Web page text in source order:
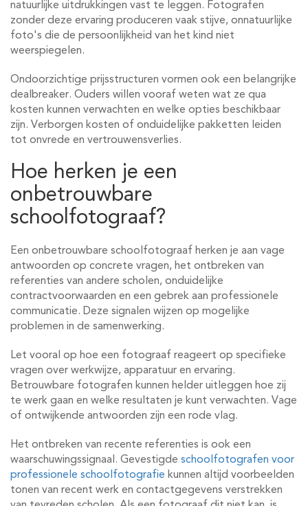
natuurlijke uitdrukkingen vast te leggen. Fotografen
zonder deze ervaring produceren vaak stijve, onnatuurlijke
foto's die de persoonlijkheid van het kind niet
weerspiegelen.
Ondoorzichtige prijsstructuren vormen ook een belangrijke
dealbreaker. Ouders willen vooraf weten wat ze qua
kosten kunnen verwachten en welke opties beschikbaar
zijn. Verborgen kosten of onduidelijke pakketten leiden
tot onvrede en vertrouwensverlies.
Hoe herken je een
onbetrouwbare
schoolfotograaf?
Een onbetrouwbare schoolfotograaf herken je aan vage
antwoorden op concrete vragen, het ontbreken van
referenties van andere scholen, onduidelijke
contractvoorwaarden en een gebrek aan professionele
communicatie. Deze signalen wijzen op mogelijke
problemen in de samenwerking.
Let vooral op hoe een fotograaf reageert op specifieke
vragen over werkwijze, apparatuur en ervaring.
Betrouwbare fotografen kunnen helder uitleggen hoe zij
te werk gaan en welke resultaten je kunt verwachten. Vage
of ontwijkende antwoorden zijn een rode vlag.
Het ontbreken van recente referenties is ook een
waarschuwingssignaal. Gevestigde schoolfotografen voor
professionele schoolfotografie kunnen altijd voorbeelden
tonen van recent werk en contactgegevens verstrekken